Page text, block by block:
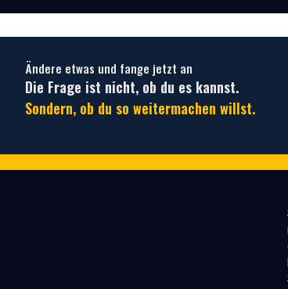
Ändere etwas und fange jetzt an
Die Frage ist nicht, ob du es kannst.
Sondern, ob du so weitermachen willst.